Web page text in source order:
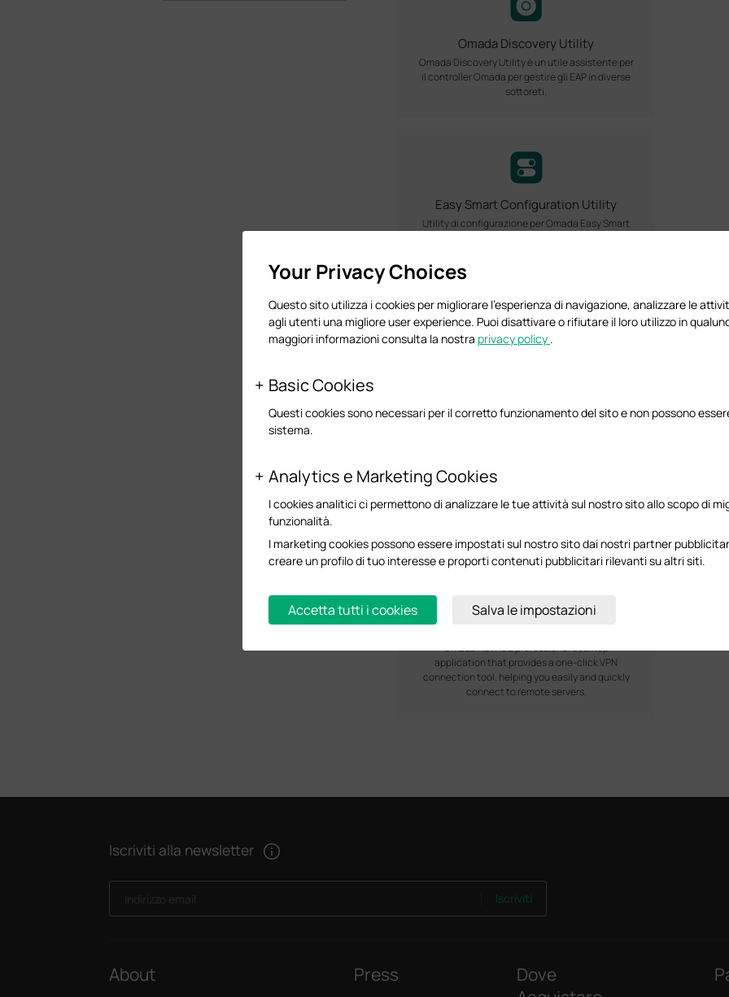
Omada Discovery Utility
Omada Discovery Utility è un utile assistente per
il controller Omada per gestire gli EAP in diverse
sottoreti.
Easy Smart Configuration Utility
Utility di configurazione per Omada Easy Smart
VPN Client
USB Console Driver
Driver console USB per switch Omada con porta
Omada Navi is a professional desktop
application that provides a one-click VPN
connection tool, helping you easily and quickly
connect to remote servers.
Iscriviti alla newsletter
Iscriviti
About Press
Dove
Your Privacy Choices
Questo sito utilizza i cookies per migliorare l'esperienza di navigazione, analizzare le
agli utenti una migliore user experience. Puoi disattivare o rifiutare il loro utilizzo in
maggiori informazioni consulta la nostra privacy policy .
Basic Cookies
Questi cookies sono necessari per il corretto funzionamento del sito e non possono
sistema.
Analytics e Marketing Cookies
I cookies analitici ci permettono di analizzare le tue attività sul nostro sito allo scopo di
funzionalità.
I marketing cookies possono essere impostati sul nostro sito dai nostri partner
creare un profilo di tuo interesse e proporti contenuti pubblicitari rilevanti su altri siti.
Accetta tutti i cookies Salva le impostazioni